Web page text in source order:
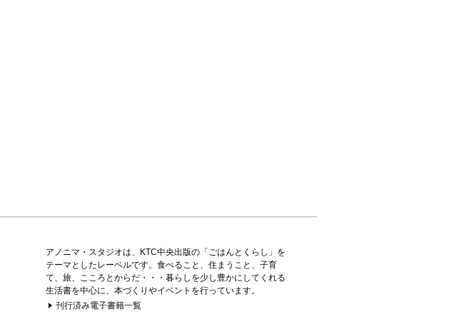
アノニマ・スタジオは、KTC中央出版の「ごはんとくらし」を
テーマとしたレーベルです。食べること、住まうこと、子育
て、旅、こころとからだ・・・暮らしを少し豊かにしてくれる
生活書を中心に、本づくりやイベントを行っています。
刊行済み電子書籍一覧